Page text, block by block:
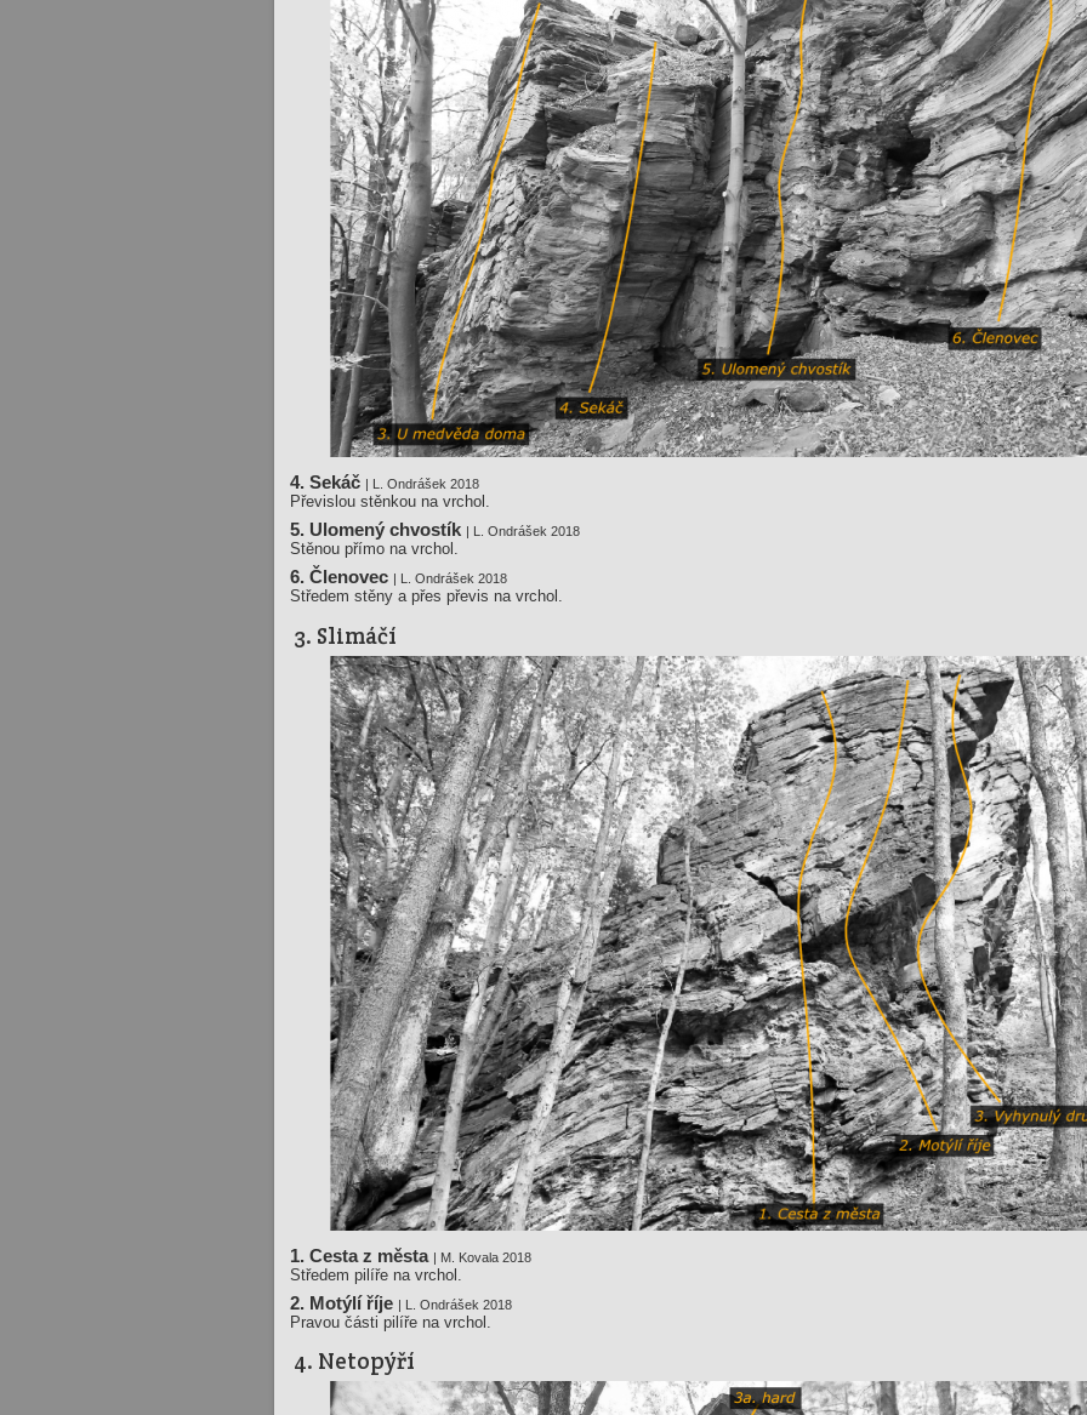
4. Sekáč | L. Ondrášek 2018
Převislou stěnkou na vrchol.
5. Ulomený chvostík | L. Ondrášek 2018
Stěnou přímo na vrchol.
6. Členovec | L. Ondrášek 2018
Středem stěny a přes převis na vrchol.
3. Slimáčí
1. Cesta z města | M. Kovala 2018
Středem pilíře na vrchol.
2. Motýlí říje | L. Ondrášek 2018
Pravou části pilíře na vrchol.
4. Netopýří